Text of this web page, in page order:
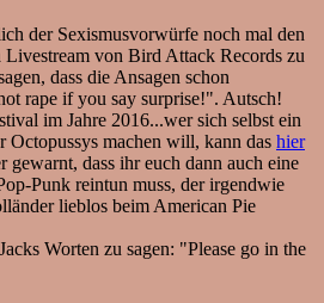
der Sexismusvorwürfe noch mal den
von Bird Attack Records zu
dass die Ansagen schon
rape if you say surprise!". Autsch!
im Jahre 2016...wer sich selbst ein
Octopussys machen will, kann das hier
gewarnt, dass ihr euch dann auch eine
Punk reintun muss, der irgendwie
lieblos beim American Pie
Worten zu sagen: "Please go in the